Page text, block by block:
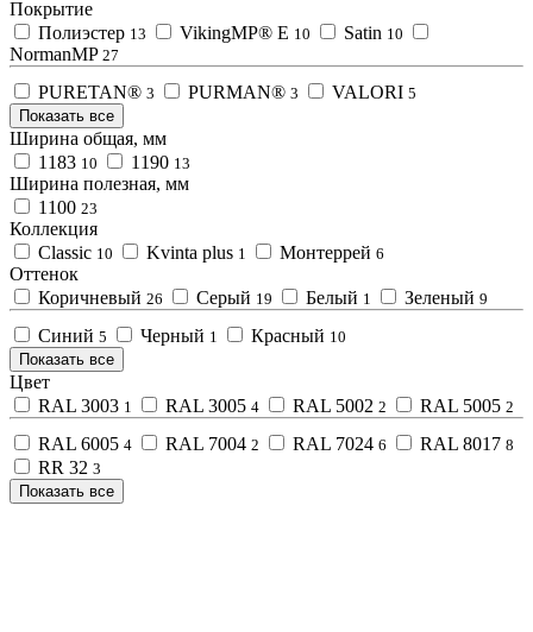
Покрытие
Полиэстер 13 VikingMP® E 10 Satin 10
NormanMP 27
PURETAN® 3 PURMAN® 3 VALORI 5
Показать все
Ширина общая, мм
1183 10 1190 13
Ширина полезная, мм
1100 23
Коллекция
Classic 10 Kvinta plus 1 Монтеррей 6
Оттенок
Коричневый 26 Серый 19 Белый 1 Зеленый 9
Синий 5 Черный 1 Красный 10
Показать все
Цвет
RAL 3003 1 RAL 3005 4 RAL 5002 2 RAL 5005 2
RAL 6005 4 RAL 7004 2 RAL 7024 6 RAL 8017 8
RR 32 3
Показать все